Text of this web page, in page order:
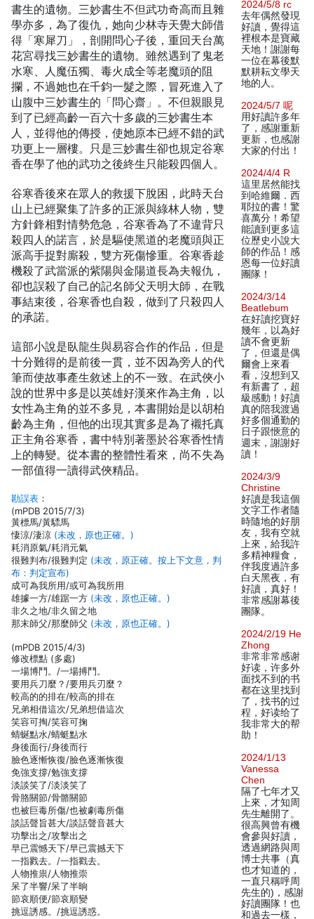
書生的遺物。三妙書生不但武功奇高而且雜
學亦多，為了復仇，她向少林寺天覺大師借
得「寒犀刀」，剖開問心子後，重回天台萬
花宮尋找三妙書生的遺物。雖然遇到了鬼老
水寒、人魔伍獨、毒火成全等老魔頭的阻
攔，不過她也在千鈞一髮之際，冒死進入了
山腹中三妙書生的「問心齋」。不但親眼見
到了已經高齡一百六十多歲的三妙書生本
人，並得他的傳授，使她原本已經不錯的武
功更上一層樓。只是三妙書生卻也規定谷寒
香在學了他的武功之後終生只能殺四個人。
谷寒香後來在眾人的救援下脫困，此時天台
山上已經聚集了許多的正派與綠林人物，雙
方針鋒相對情勢危急，谷寒香為了不違背只
殺四人的諾言，於是驅使黑道的老魔頭與正
派高手捉對廝殺，雙方死傷慘重。谷寒香趁
機殺了武當派的紫陽與金陽道長為夫報仇，
卻也誤殺了自己的記名師父天明大師，在戰
事結束後，谷寒香也自殺，做到了只殺四人
的承諾。
這部小說是臥龍生與易容合作的作品，但是
十分難得的是前後一貫，並不因為旁人的代
筆而使故事產生敘述上的不一致。在武俠小
說的世界中多是以英雄好漢來作為主角，以
女性為主角的並不多見，本書開始是以胡柏
齡為主角，但他的出現其實多是為了襯托真
正主角谷寒香，書中特別著墨於谷寒香性情
上的轉變。從本書的整體性看來，尚不失為
一部值得一讀得武俠精品。
勘誤表 ：
(mPDB 2015/7/3)
黃標馬/黃驃馬
悽涼/淒涼 (未改，原也正確。)
耗消原氣/耗消元氣
很難判布/很難判定 (未改，原正確。按上下文意，判
布：判定宣布)
成可為我所用/或可為我所用
雄據一方/雄踞一方 (未改，原也正確。)
非久之地/非久留之地
那末師父/那麼師父 (未改，原也正確。)
(mPDB 2015/4/3)
修改標點 (多處)
一場博鬥。/一場搏鬥。
要用兵刀麼？/要用兵刃麼？
較高的的排在/較高的排在
兄弟相借這次/兄弟想借這次
笑容可掏/笑容可掬
蜻蜒點水/蜻蜓點水
身後面行/身後而行
臉色逐慚恢復/臉色逐漸恢復
免強支撐/勉強支撐
淡談笑了/淡淡笑了
骨胳關節/骨骼關節
也被巨毒所傷/也被劇毒所傷
談話聲旨甚大/談話聲音甚大
功擊出之/攻擊出之
早已震憾天下/早已震撼天下
一指戮去。/一指戳去。
人物推祟/人物推崇
呆了半響/呆了半晌
節哀順便/節哀順變
挑逗誘感。/挑逗誘惑。
2024/5/8 rc
去年偶然發現
好讀，覺得這
裡根本是寶藏
天地！謝謝每
一位在幕後默
默耕耘文學天
地的人。
2024/5/7 呢
用好讀許多年
了，感謝重新
更新，也感謝
大家的付出！
2024/4/4 R
這里居然能找
到哈維爾．西
耶拉的書！驚
喜萬分！希望
能讀到更多這
位歷史小說大
師的作品！感
恩每一位好讀
團隊！
2024/3/14
Beatlebum
在好讀挖寶好
幾年，以為好
讀不會更新
了，但還是偶
爾會上來看
看，沒想到又
有新書了，超
級感動！好讀
真的陪我渡過
好多個通勤的
日子跟愜意的
週末，謝謝好
讀！
2024/3/9
Christine
好讀是我這個
文字工作者隨
時隨地的好朋
友，我有空就
上來，給我許
多精神糧食，
伴我度過許多
白天黑夜，有
好讀，真好！
非常感謝幕後
團隊。
2024/2/19 He
Zhong
非常非常感谢
好读，许多外
面找不到的书
都在这里找到
了，找书的过
程，好读给了
我非常大的帮
助！
2024/1/13
Vanessa
Chen
隔了七年才又
上來，才知周
先生離開了。
很高興曾有機
會參與好讀，
透過網路與周
博士共事（真
也才知道的，
一直只稱呼周
先生的)，感謝
好讀團隊！也
和過去一樣，